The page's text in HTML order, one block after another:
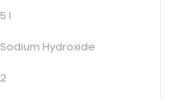
5 l
Sodium Hydroxide
2